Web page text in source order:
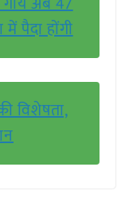
पैदा होंगी
विशेषता,